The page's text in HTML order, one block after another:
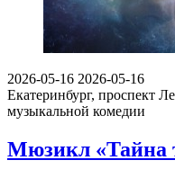
2026-05-16 2026-05-16
Екатеринбург, проспект
музыкальной комедии
Мюзикл «Тайна